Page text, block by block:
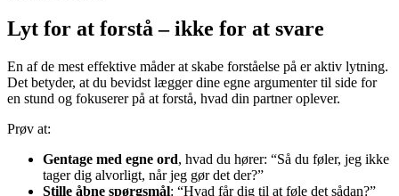
Lyt for at forstå – ikke for at svare
En af de mest effektive måder at skabe forståelse på er aktiv lytning.
Det betyder, at du bevidst lægger dine egne argumenter til side for
en stund og fokuserer på at forstå, hvad din partner oplever.
Prøv at:
Gentage med egne ord, hvad du hører: “Så du føler, jeg ikke
tager dig alvorligt, når jeg gør det der?”
Stille åbne spørgsmål: “Hvad får dig til at føle det sådan?”